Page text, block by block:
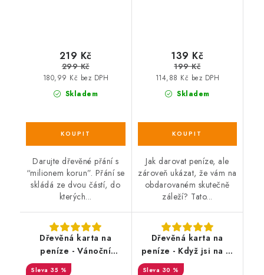
Skladem
180,99 Kč bez DPH
219 Kč
299 Kč
Darujte dřevěné přání s
“milionem korun”. Přání se
skládá ze dvou částí, do
kterých...
Skladem
114,88 Kč bez DPH
139 Kč
199 Kč
Jak darovat peníze, ale
zároveň ukázat, že vám na
obdarovaném skutečně
záleží? Tato...
Dřevěná karta na
peníze - Vánoční
přání geometrické
35 %
Dřevěná karta na
peníze - Když jsi na ty
prachy, tady je máš!
30 %